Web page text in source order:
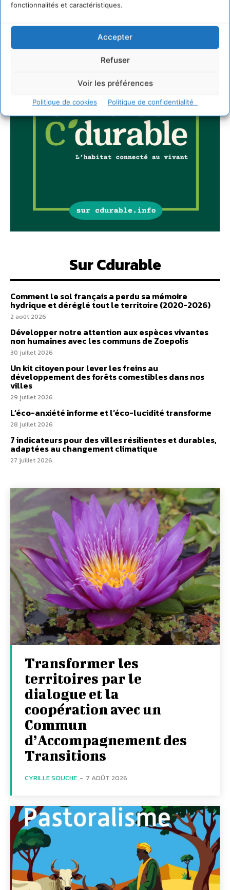
fonctionnalités et caractéristiques.
Accepter
Refuser
Voir les préférences
Politique de cookies Politique de confidentialité
Sur Cdurable
Comment le sol français a perdu sa mémoire
hydrique et déréglé tout le territoire (2020-2026)
2 août 2026
Développer notre attention aux espèces vivantes
non humaines avec les communs de Zoepolis
30 juillet 2026
Un kit citoyen pour lever les freins au
développement des forêts comestibles dans nos
villes
29 juillet 2026
L’éco-anxiété informe et l’éco-lucidité transforme
28 juillet 2026
7 indicateurs pour des villes résilientes et durables,
adaptées au changement climatique
27 juillet 2026
Transformer les
territoires par le
dialogue et la
coopération avec un
Commun
d’Accompagnement des
Transitions
CYRILLE SOUCHE - 7 AOÛT 2026